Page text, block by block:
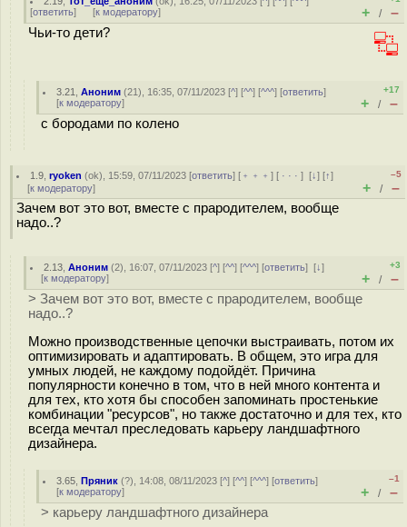
[ответить] [к модератору] + / –
Чьи-то дети?
3.21 ,Аноним (21), 16:35, 07/11/2023 [^] [^^] [^^^] [ответить]
[к модератору]
+17
+ / –
с бородами по колено
1.9 ,ryoken (ok), 15:59, 07/11/2023 [ответить] [ ﹢﹢﹢] [ · · ·][↓] [↑]
[к модератору]
–5
+ / –
Зачем вот это вот, вместе с прародителем, вообще
надо..?
2.13 ,Аноним (2), 16:07, 07/11/2023 [^] [^^] [^^^] [ответить][↓]
[к модератору]
+3
+ / –
> Зачем вот это вот, вместе с прародителем, вообще
надо..?
Можно производственные цепочки выстраивать, потом их
оптимизировать и адаптировать. В общем, это игра для
умных людей, не каждому подойдёт. Причина
популярности конечно в том, что в ней много контента и
для тех, кто хотя бы способен запоминать простенькие
комбинации "ресурсов", но также достаточно и для тех, кто
всегда мечтал преследовать карьеру ландшафтного
дизайнера.
3.65 ,Пряник (?), 14:08, 08/11/2023 [^] [^^] [^^^] [ответить]
[к модератору]
–1
+ / –
> карьеру ландшафтного дизайнера